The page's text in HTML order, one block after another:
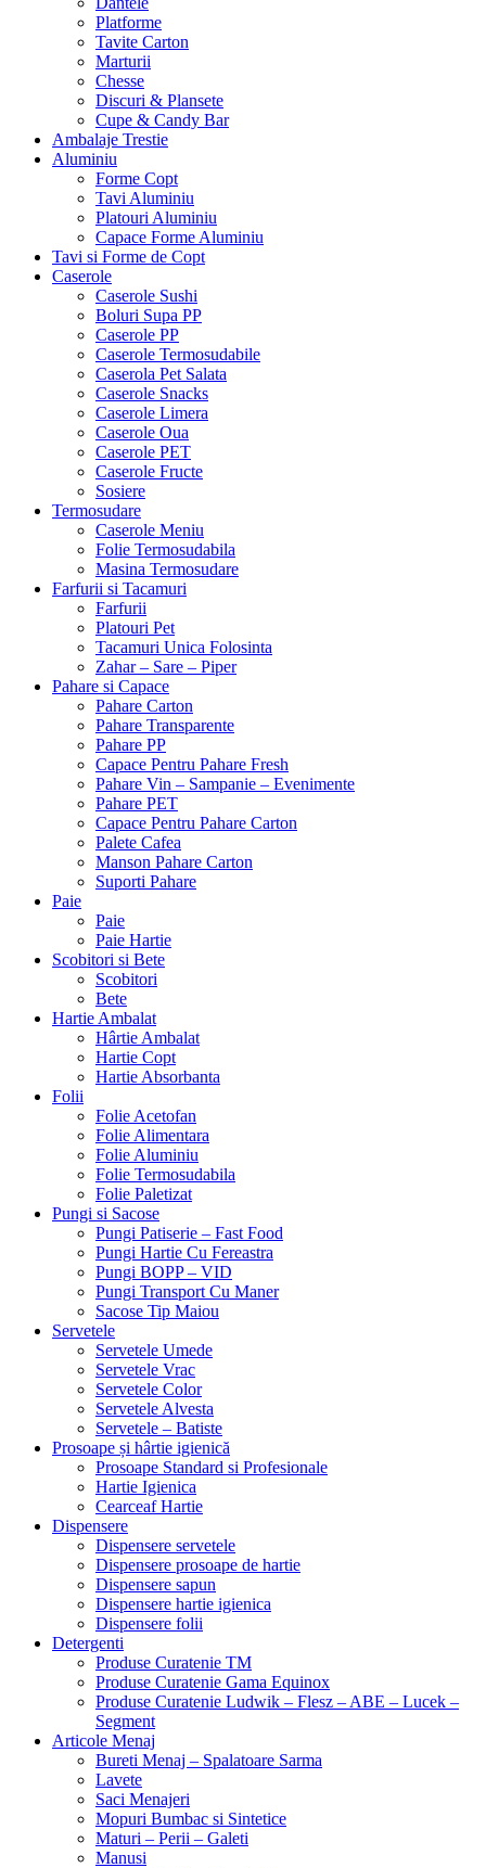
Platforme
Tavite Carton
Marturii
Chesse
Discuri & Plansete
Cupe & Candy Bar
Ambalaje Trestie
Aluminiu
Forme Copt
Tavi Aluminiu
Platouri Aluminiu
Capace Forme Aluminiu
Tavi si Forme de Copt
Caserole
Caserole Sushi
Boluri Supa PP
Caserole PP
Caserole Termosudabile
Caserola Pet Salata
Caserole Snacks
Caserole Limera
Caserole Oua
Caserole PET
Caserole Fructe
Sosiere
Termosudare
Caserole Meniu
Folie Termosudabila
Masina Termosudare
Farfurii si Tacamuri
Farfurii
Platouri Pet
Tacamuri Unica Folosinta
Zahar – Sare – Piper
Pahare si Capace
Pahare Carton
Pahare Transparente
Pahare PP
Capace Pentru Pahare Fresh
Pahare Vin – Sampanie – Evenimente
Pahare PET
Capace Pentru Pahare Carton
Palete Cafea
Manson Pahare Carton
Suporti Pahare
Paie
Paie
Paie Hartie
Scobitori si Bete
Scobitori
Bete
Hartie Ambalat
Hârtie Ambalat
Hartie Copt
Hartie Absorbanta
Folii
Folie Acetofan
Folie Alimentara
Folie Aluminiu
Folie Termosudabila
Folie Paletizat
Pungi si Sacose
Pungi Patiserie – Fast Food
Pungi Hartie Cu Fereastra
Pungi BOPP – VID
Pungi Transport Cu Maner
Sacose Tip Maiou
Servetele
Servetele Umede
Servetele Vrac
Servetele Color
Servetele Alvesta
Servetele – Batiste
Prosoape și hârtie igienică
Prosoape Standard si Profesionale
Hartie Igienica
Cearceaf Hartie
Dispensere
Dispensere servetele
Dispensere prosoape de hartie
Dispensere sapun
Dispensere hartie igienica
Dispensere folii
Detergenti
Produse Curatenie TM
Produse Curatenie Gama Equinox
Produse Curatenie Ludwik – Flesz – ABE – Lucek –
Segment
Articole Menaj
Bureti Menaj – Spalatoare Sarma
Lavete
Saci Menajeri
Mopuri Bumbac si Sintetice
Maturi – Perii – Galeti
Manusi